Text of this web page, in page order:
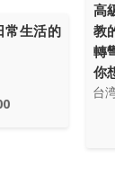
常生活的
高
教
轉
你
台